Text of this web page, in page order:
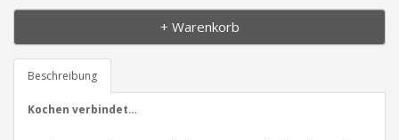
+ Warenkorb
Beschreibung
Kochen verbindet…